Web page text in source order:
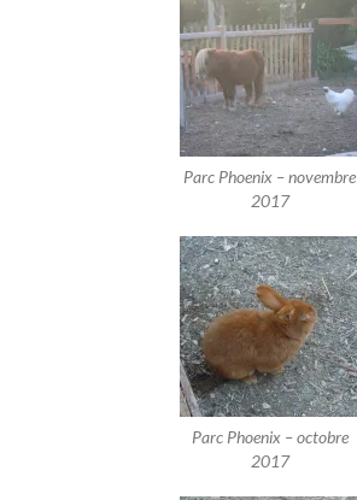
Parc Phoenix – novembre
2017
Parc Phoenix – octobre
2017